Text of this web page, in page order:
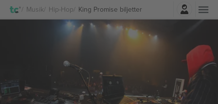
Musik Hip-Hop King Promise biljetter
Logga in